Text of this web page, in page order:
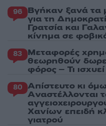
96 Βγήκαν ξανά τα
για τη
Γρατσία και
κίνημα σε
83 Μεταφορές
θεωρηθούν
φόρος – Τι
80 Απίστευτο κι
Aναστέλλονται
Χανίων επειδή
γιατρού